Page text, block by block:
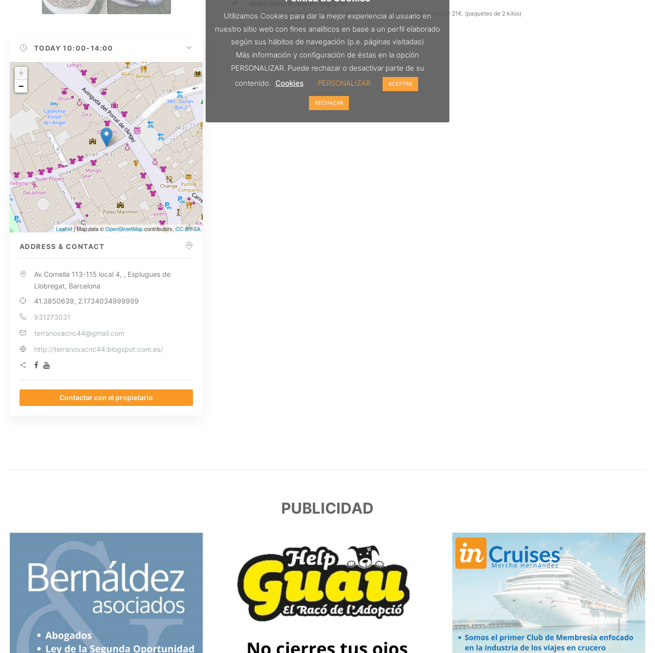
TODAY10:00-14:00
+
−
Leaflet | Map data ©OpenStreetMapcontributors,CC-BY-SA
ADDRESS & CONTACT
Av.Cornella 113-115 local 4, , Esplugues de
Llobregat, Barcelona
41.3850639, 2.1734034999999
931273031
terranovacnc44@gmail.com
http://terranovacnc44.blogspot.com.es/
Contactar con el propietario
Nutro natural choice 4kg 21€
Llévate una unidad por 12€ o llévate dos unidades iguales o diferentes por 21€. (paquetes de 2 kilos)
PUBLICIDAD
Utilizamos Cookies para dar la mejor experiencia al usuario en
nuestro sitio web con fines analíticos en base a un perfil elaborado
según sus hábitos de navegación (p.e. páginas visitadas)
Más información y configuración de éstas en la opción
PERSONALIZAR. Puede rechazar o desactivar parte de su
contenido. Cookies PERSONALIZAR ACEPTAR
RECHAZAR